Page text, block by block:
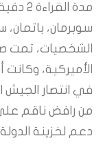
مدة القراءة 2
سوبرمان، باتمان،
الشخصيات، تمت
الأميركية، وكانت
في انتصار الجيش
من رافض ناقم
دعم لخزينة